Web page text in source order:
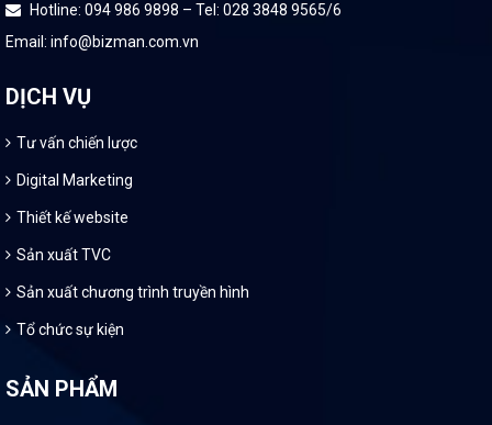
Hotline: 094 986 9898 – Tel: 028 3848 9565/6
Email: info@bizman.com.vn
DỊCH VỤ
Tư vấn chiến lược
Digital Marketing
Thiết kế website
Sản xuất TVC
Sản xuất chương trình truyền hình
Tổ chức sự kiện
SẢN PHẨM